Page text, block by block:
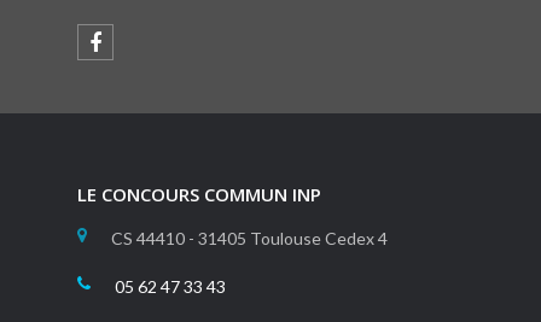
LE CONCOURS COMMUN INP
CS 44410 - 31405 Toulouse Cedex 4
05 62 47 33 43